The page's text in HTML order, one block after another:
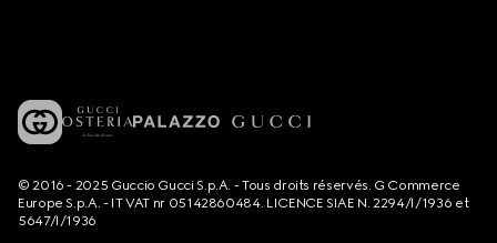
© 2016 - 2025 Guccio Gucci S.p.A. - Tous droits réservés. G Commerce
Europe S.p.A. - IT VAT nr 05142860484. LICENCE SIAE N. 2294/I/1936 et
5647/I/1936